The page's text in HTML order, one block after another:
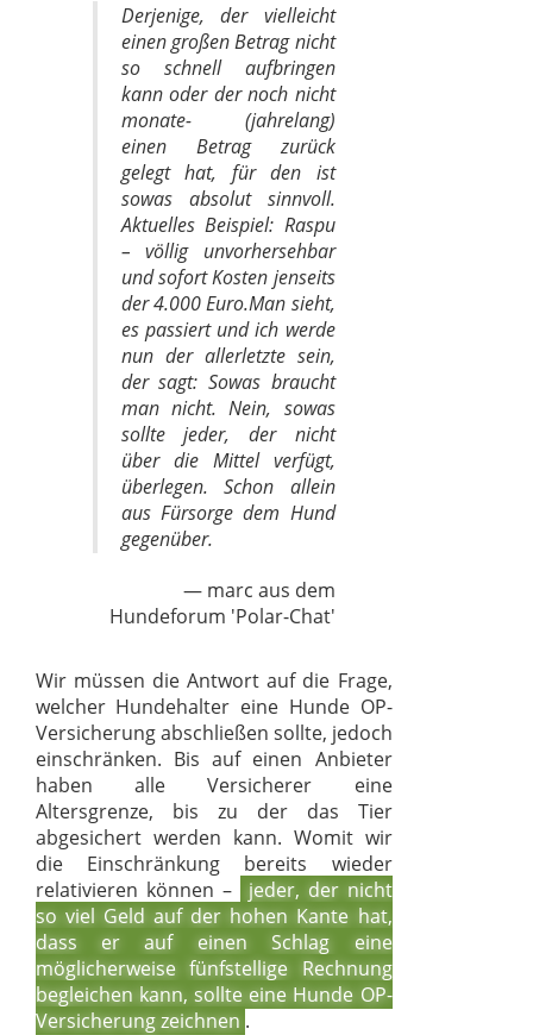
Derjenige, der vielleicht
einen großen Betrag nicht
so schnell aufbringen
kann oder der noch nicht
monate- (jahrelang)
einen Betrag zurück
gelegt hat, für den ist
sowas absolut sinnvoll.
Aktuelles Beispiel: Raspu
– völlig unvorhersehbar
und sofort Kosten jenseits
der 4.000 Euro.Man sieht,
es passiert und ich werde
nun der allerletzte sein,
der sagt: Sowas braucht
man nicht. Nein, sowas
sollte jeder, der nicht
über die Mittel verfügt,
überlegen. Schon allein
aus Fürsorge dem Hund
gegenüber.
marc aus dem
Hundeforum 'Polar-Chat'
Wir müssen die Antwort auf die Frage,
welcher Hundehalter eine Hunde OP-
Versicherung abschließen sollte, jedoch
einschränken. Bis auf einen Anbieter
haben alle Versicherer eine
Altersgrenze, bis zu der das Tier
abgesichert werden kann. Womit wir
die Einschränkung bereits wieder
relativieren können –
jeder, der nicht
so viel Geld auf der hohen Kante hat,
dass er auf einen Schlag eine
möglicherweise fünfstellige Rechnung
begleichen kann, sollte eine Hunde OP-
Versicherung zeichnen .